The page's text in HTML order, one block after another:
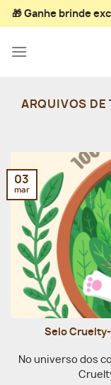
Skip
to
🎁 Ganhe brinde
ARQUIVOS
Selo Cruelty-
No universo dos
03
mar